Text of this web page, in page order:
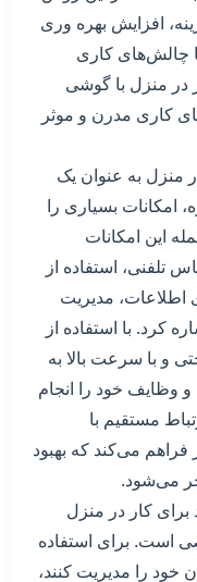
افزایش بهره وری
چالش‌های کاری
در منزل با گوشی
کاری مدرن و موثر
منزل به عنوان یک
امکانات بسیاری را
این امکانات
تلفنی، استفاده از
اطلاعات، مدیریت
کرد. با استفاده از
و با سرعت بالا به
و وظایف خود را انجام
مستقیم با
فراهم می‌کند که بهبود
می‌شود.
برای کار در منزل
است. برای استفاده
خود را مدیریت کنند،